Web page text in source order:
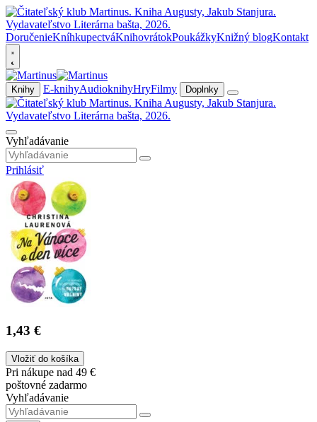
DoručenieKníhkupectváKnihovrátokPoukážkyKnižný blogKontakt
Knihy E-knihyAudioknihyHryFilmy Doplnky
Vyhľadávanie
Prihlásiť
1,43 €
Vložiť do košíka
Pri nákupe nad 49 €
poštovné zadarmo
Vyhľadávanie